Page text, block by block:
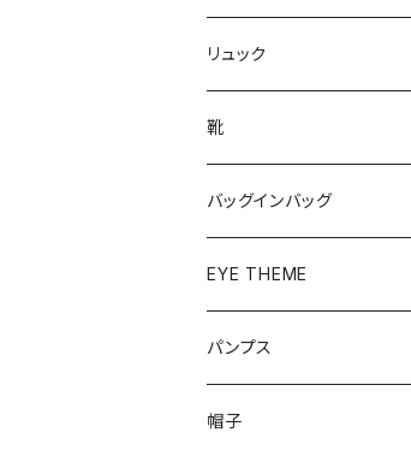
リュック
靴
パンプス
ベーシック
ローファー
ブーツ
バッグインバッグ
EYE THEME
パンプス
帽子